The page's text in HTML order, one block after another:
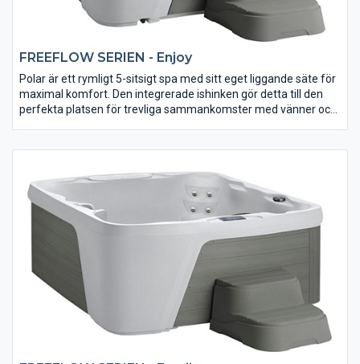
FREEFLOW SERIEN - Enjoy
Polar är ett rymligt 5-sitsigt spa med sitt eget liggande säte för
maximal komfort. Den integrerade ishinken gör detta till den
perfekta platsen för trevliga sammankomster med vänner och